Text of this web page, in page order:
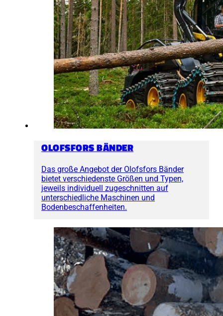
OLOFSFORS BÄNDER
Das große Angebot der Olofsfors Bänder
bietet verschiedenste Größen und Typen,
jeweils individuell zugeschnitten auf
unterschiedliche Maschinen und
Bodenbeschaffenheiten.